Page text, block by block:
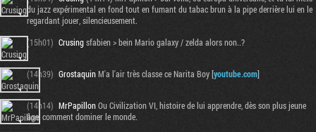
du jazz expérimental en fond tout en fumant du tabac brun à la pipe derrière lui en le
regardant jouer, silencieusement.
(15h01) Crusingsfabien > bein Mario galaxy / zelda alors non..?
(14h39) GrostaquinM'a l'air très classe ce Narita Boy [youtube.com]
(14h14) MrPapillonOu Civilization VI, histoire de lui apprendre, dès son plus jeune
âge, comment dominer le monde.